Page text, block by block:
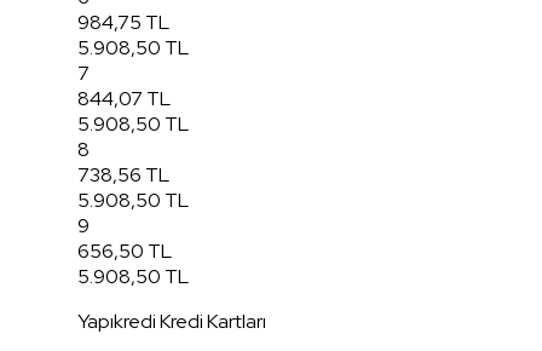
984,75 TL
5.908,50 TL
7
844,07 TL
5.908,50 TL
8
738,56 TL
5.908,50 TL
9
656,50 TL
5.908,50 TL
Yapıkredi Kredi Kartları